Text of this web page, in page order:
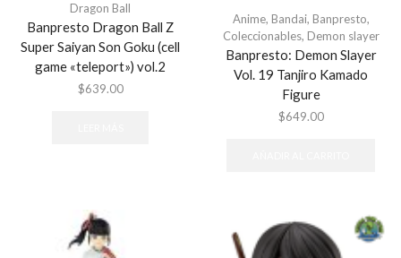
Dragon Ball
Banpresto Dragon Ball Z
Super Saiyan Son Goku (cell
game «teleport») vol.2
$639.00
Anime, Bandai, Banpresto,
Coleccionables, Demon slayer
Banpresto: Demon Slayer
Vol. 19 Tanjiro Kamado
Figure
$649.00